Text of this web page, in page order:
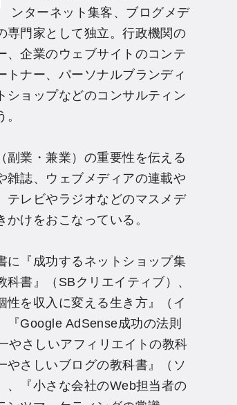
ンターネット集客、ブログメデ
専門家として独立。行政機関の
、企業のウェブサイトのコンテ
トナー、パーソナルブランディ
ショップなどのコンサルティン
副業・兼業）の重要性を伝える
雑誌、ウェブメディアの連載や
テレビやラジオなどのマスメデ
かけをおこなっている。
に『成功するネットショップ集
科書』（SBクリエイティブ）、
性を収入に変える生き方』（イ
『Google AdSense成功の法則
やさしいアフィリエイトの教科
やさしいブログの教科書』（ソ
、『小さな会社のWeb担当者の